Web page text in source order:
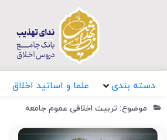
دسته بندی علما و اساتید اخلاق
موضوع: تربیت اخلاقی عموم جامعه